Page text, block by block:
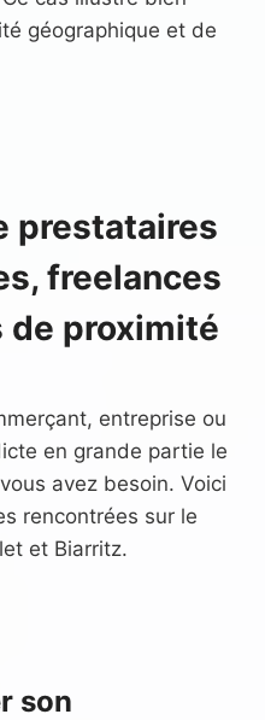
géographique et de
prestataires
freelances
proximité
entreprise ou
en grande partie le
avez besoin. Voici
rencontrées sur le
et Biarritz.
son